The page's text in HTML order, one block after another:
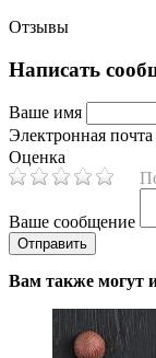
Отзывы
Написать
Ваше имя
Электронная почта
Оценка
Ваше сообщение
Вам также могут